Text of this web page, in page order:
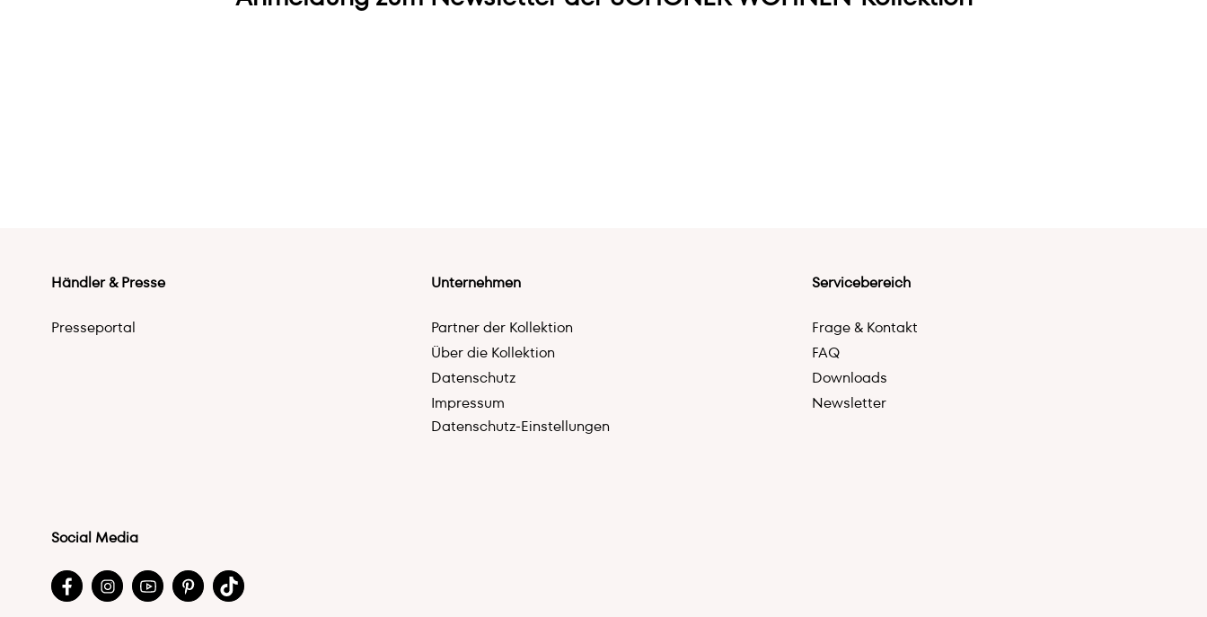
Händler & Presse
Presseportal
Unternehmen
Partner der Kollektion
Über die Kollektion
Datenschutz
Impressum
Datenschutz-Einstellungen
Servicebereich
Frage & Kontakt
FAQ
Downloads
Newsletter
Social Media